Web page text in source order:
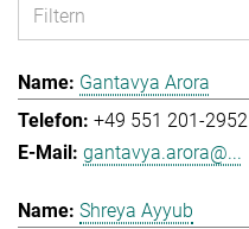
Gantavya Arora
+49 551 201-2952
gantavya.arora@...
Shreya Ayyub